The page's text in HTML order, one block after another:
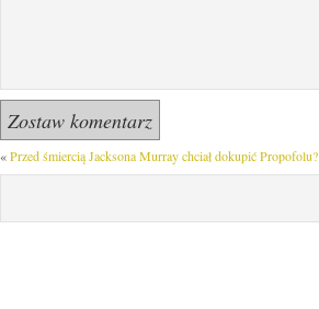
«Przed śmiercią Jacksona Murray chciał dokupić Propofolu?